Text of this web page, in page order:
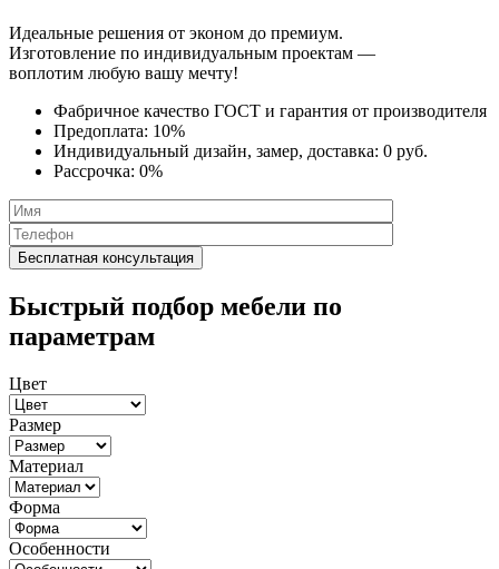
Идеальные решения от эконом до премиум.
Изготовление по индивидуальным проектам —
воплотим любую вашу мечту!
Фабричное качество ГОСТ и гарантия от производителя
Предоплата: 10%
Индивидуальный дизайн, замер, доставка: 0 руб.
Рассрочка: 0%
Быстрый подбор мебели по
параметрам
Цвет
Размер
Материал
Форма
Особенности